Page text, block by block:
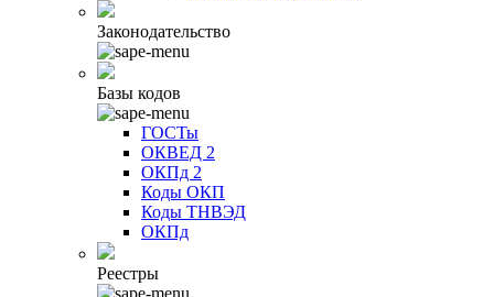
Законодательство
Базы кодов
ГОСТы
ОКВЕД 2
ОКПд 2
Коды ОКП
Коды ТНВЭД
ОКПд
Реестры